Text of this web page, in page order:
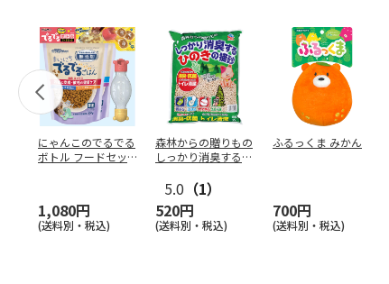
にゃんこのでるでる
ボトル フードセッ
1,080円
(送料別・税込)
森林からの贈りもの
しっかり消臭するひ
5.0 （1）
520円
(送料別・税込)
ふるっくま みかん
700円
(送料別・税込)